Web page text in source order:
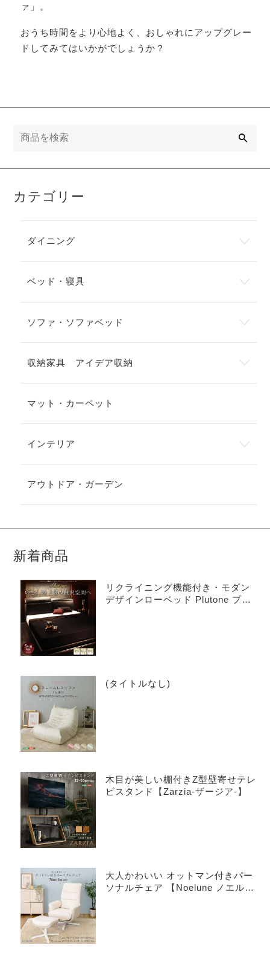
ァ」。
おうち時間をより心地よく、おしゃれにアップグレー
ドしてみてはいかがでしょうか？
カテゴリー
ダイニング
ベッド・寝具
ソファ・ソファベッド
収納家具 アイデア収納
マット・カーペット
インテリア
アウトドア・ガーデン
新着商品
リクライニング機能付き・モダン
デザインローベッド Plutone プル
(タイトルなし)
木目が美しい棚付きZ型壁寄せテレ
ビスタンド【Zarzia-ザージア-】
大人かわいい オットマン付きパー
ソナルチェア 【Noelune ノエル